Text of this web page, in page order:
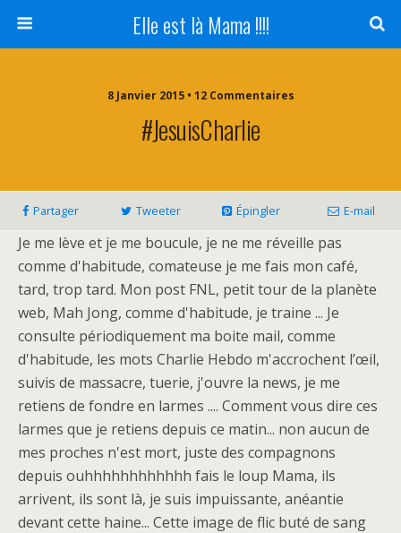
Elle est là Mama !!!!
8 Janvier 2015 • 12 Commentaires
#JesuisCharlie
Partager Tweeter Épingler E-mail
Je me lève et je me boucule, je ne me réveille pas
comme d'habitude, comateuse je me fais mon café,
tard, trop tard. Mon post FNL, petit tour de la planète
web, Mah Jong, comme d'habitude, je traine ... Je
consulte périodiquement ma boite mail, comme
d'habitude, les mots Charlie Hebdo m'accrochent l’œil,
suivis de massacre, tuerie, j'ouvre la news, je me
retiens de fondre en larmes .... Comment vous dire ces
larmes que je retiens depuis ce matin... non aucun de
mes proches n'est mort, juste des compagnons
depuis ouhhhhhhhhhhhh fais le loup Mama, ils
arrivent, ils sont là, je suis impuissante, anéantie
devant cette haine... Cette image de flic buté de sang